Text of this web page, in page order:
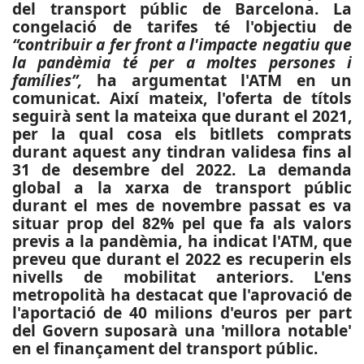
del transport públic de Barcelona. La
congelació de tarifes té l'objectiu de
“contribuir a fer front a l'impacte negatiu que
la pandèmia té per a moltes persones i
famílies”, ha argumentat l'ATM en un
comunicat. Així mateix, l'oferta de títols
seguirà sent la mateixa que durant el 2021,
per la qual cosa els bitllets comprats
durant aquest any tindran validesa fins al
31 de desembre del 2022. La demanda
global a la xarxa de transport públic
durant el mes de novembre passat es va
situar prop del 82% pel que fa als valors
previs a la pandèmia, ha indicat l'ATM, que
preveu que durant el 2022 es recuperin els
nivells de mobilitat anteriors. L'ens
metropolità ha destacat que l'aprovació de
l'aportació de 40 milions d'euros per part
del Govern suposarà una 'millora notable'
en el finançament del transport públic.